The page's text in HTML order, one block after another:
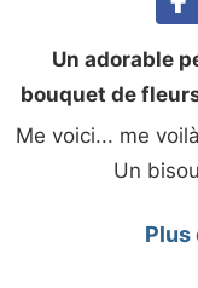
Un adorable
bouquet de
Me voici... me
Un
Plus